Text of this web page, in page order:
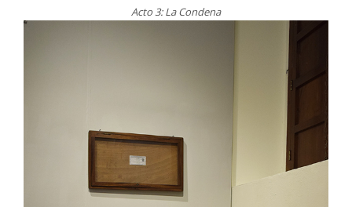
Acto 3: La Condena